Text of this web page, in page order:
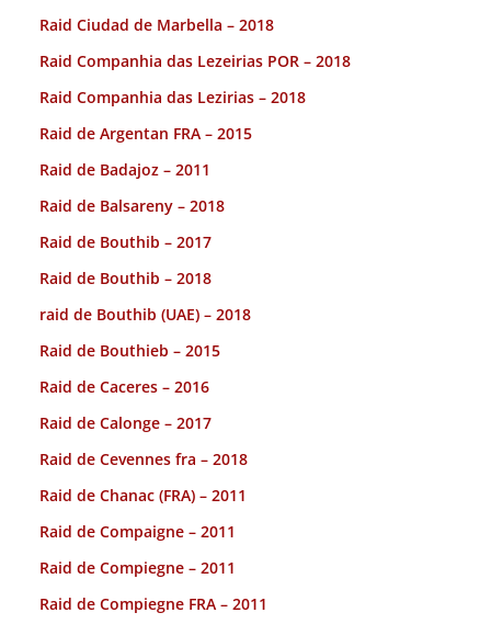
Raid Ciudad de Marbella – 2018
Raid Companhia das Lezeirias POR – 2018
Raid Companhia das Lezirias – 2018
Raid de Argentan FRA – 2015
Raid de Badajoz – 2011
Raid de Balsareny – 2018
Raid de Bouthib – 2017
Raid de Bouthib – 2018
raid de Bouthib (UAE) – 2018
Raid de Bouthieb – 2015
Raid de Caceres – 2016
Raid de Calonge – 2017
Raid de Cevennes fra – 2018
Raid de Chanac (FRA) – 2011
Raid de Compaigne – 2011
Raid de Compiegne – 2011
Raid de Compiegne FRA – 2011